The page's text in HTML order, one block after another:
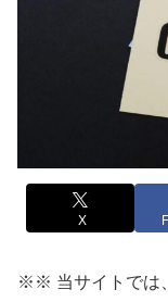
X
※※ 当サイトでは